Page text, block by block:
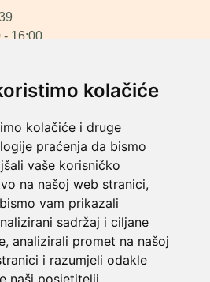
kolačiće
kolačiće i druge
praćenja da bismo
vaše korisničko
na našoj web stranici,
vam prikazali
sadržaj i ciljane
analizirali promet na našoj
i razumjeli odakle
naši posjetitelji.
- 16:00
ćemo vas nazvati.